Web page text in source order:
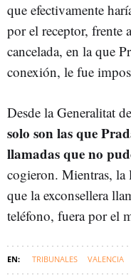
que efectivamente
por el receptor, frente
cancelada, en la que
conexión, le fue
Desde la Generalitat
solo son las que
llamadas que no
cogieron. Mientras, la
que la exconsellera
teléfono, fuera por el
TRIBUNALES VALENCIA